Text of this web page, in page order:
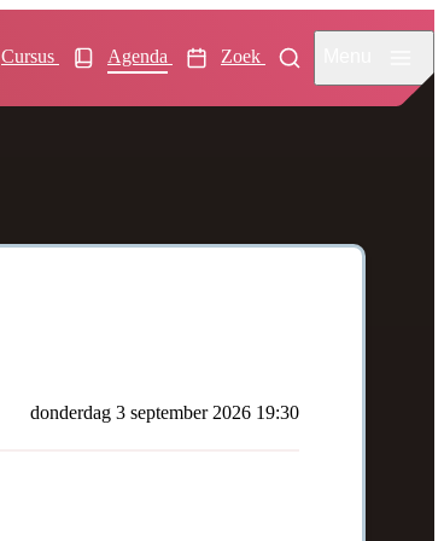
Cursus Agenda Zoek
donderdag 3 september 2026 19:30